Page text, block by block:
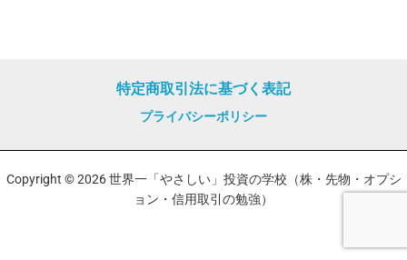
特定商取引法に基づく表記
プライバシーポリシー
Copyright © 2026 世界一「やさしい」投資の学校（株・先物・オプシ
ョン・信用取引の勉強）